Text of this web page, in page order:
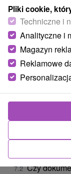
1. Na jakich
wykorzystać
2. Komu
3. Nie
4. Do czego
to się zalicza?
6. Jak możesz
pośrednictwem
CZĘSTO
Kto wyda
Czy
Pliki cookie,
Techniczne i
Analityczne i
Magazyn
Reklamowe